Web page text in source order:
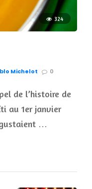
324
Michelot 0
de l’histoire de
au 1er janvier
…